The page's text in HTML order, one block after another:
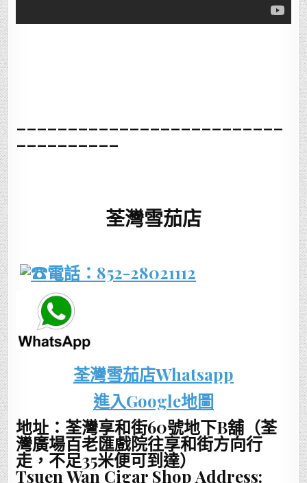
__________
荃灣雪茄店
電話：852-28021112
荃灣雪茄店Whatsapp
進入Google地圖
地址：荃灣享和街60號地下B舖（荃
灣廣場百老匯戲院往享和街方向行
走，不足35米便可到達）
Tsuen Wan Cigar Shop Address: